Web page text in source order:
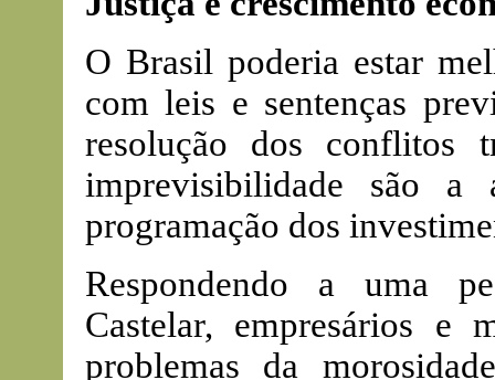
O Brasil poderia estar
com leis e sentenças
resolução dos conflitos
imprevisibilidade são a
programação dos
Respondendo a uma
Castelar, empresários e
problemas da